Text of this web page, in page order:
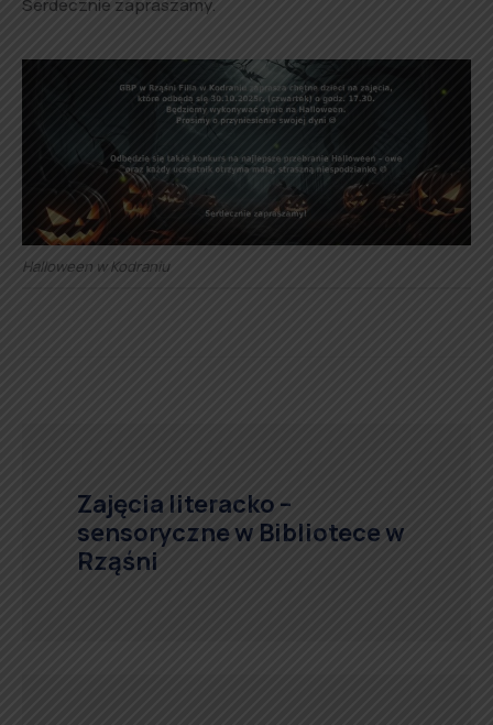
Serdecznie zapraszamy.
Halloween w Kodraniu
Zajęcia literacko –
sensoryczne w Bibliotece w
Rząśni